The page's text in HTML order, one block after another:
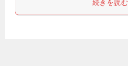
続きを読む